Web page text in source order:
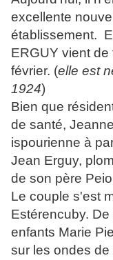
excellente
établissement.
ERGUY vient de
février. (elle est
1924)
Bien que
de santé,
ispourienne à
Jean Erguy,
de son père
Le couple s'est
Estérencuby.
enfants Marie
sur les ondes